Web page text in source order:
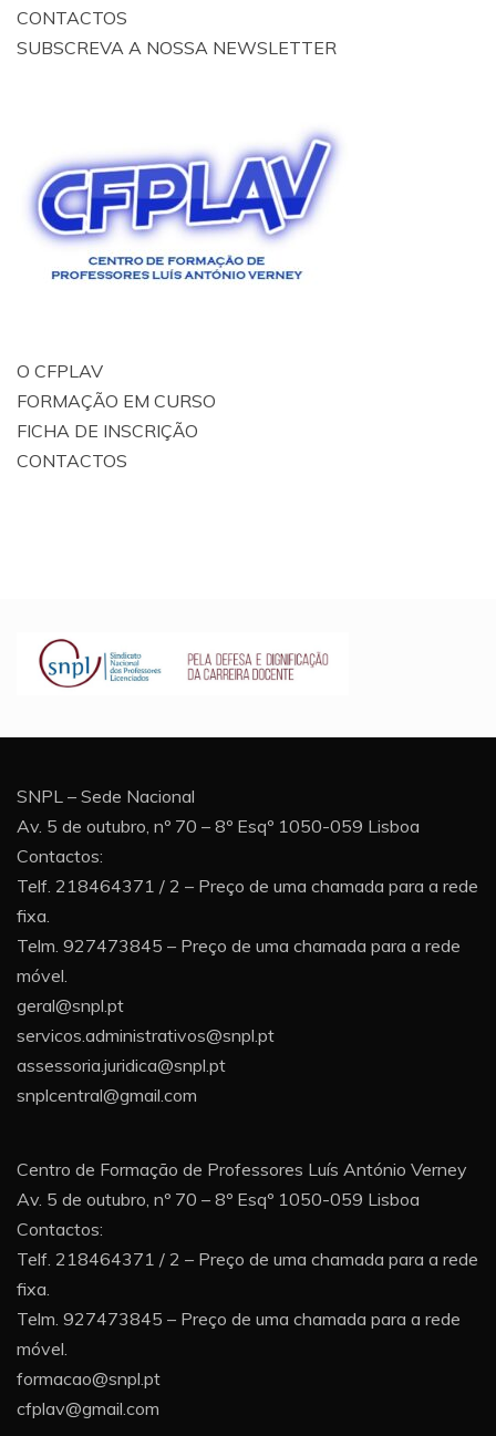
CONTACTOS
SUBSCREVA A NOSSA NEWSLETTER
O CFPLAV
FORMAÇÃO EM CURSO
FICHA DE INSCRIÇÃO
CONTACTOS
SNPL – Sede Nacional
Av. 5 de outubro, nº 70 – 8º Esqº 1050-059 Lisboa
Contactos:
Telf. 218464371 / 2 – Preço de uma chamada para a rede
fixa.
Telm. 927473845 – Preço de uma chamada para a rede
móvel.
geral@snpl.pt
servicos.administrativos@snpl.pt
assessoria.juridica@snpl.pt
snplcentral@gmail.com
Centro de Formação de Professores Luís António Verney
Av. 5 de outubro, nº 70 – 8º Esqº 1050-059 Lisboa
Contactos:
Telf. 218464371 / 2 – Preço de uma chamada para a rede
fixa.
Telm. 927473845 – Preço de uma chamada para a rede
móvel.
formacao@snpl.pt
cfplav@gmail.com